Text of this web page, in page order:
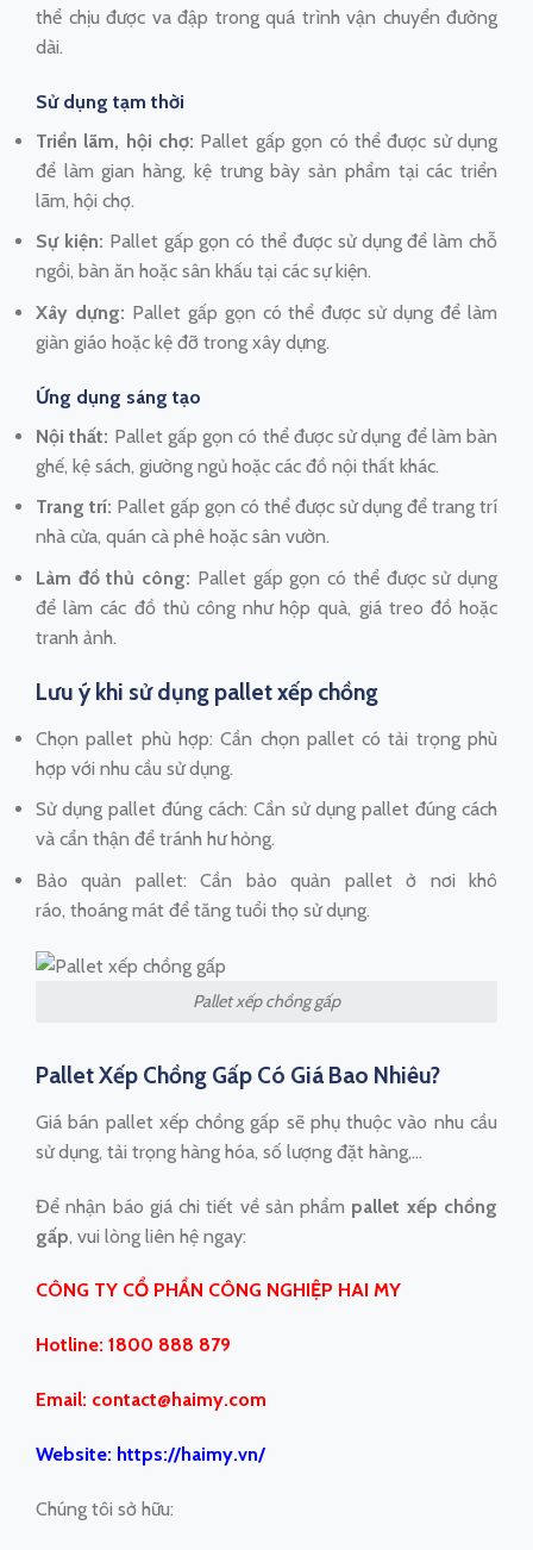
thể chịu được va đập trong quá trình vận chuyển đường
dài.
Sử dụng tạm thời
Triển lãm, hội chợ: Pallet gấp gọn có thể được sử dụng
để làm gian hàng, kệ trưng bày sản phẩm tại các triển
lãm, hội chợ.
Sự kiện: Pallet gấp gọn có thể được sử dụng để làm chỗ
ngồi, bàn ăn hoặc sân khấu tại các sự kiện.
Xây dựng: Pallet gấp gọn có thể được sử dụng để làm
giàn giáo hoặc kệ đỡ trong xây dựng.
Ứng dụng sáng tạo
Nội thất: Pallet gấp gọn có thể được sử dụng để làm bàn
ghế, kệ sách, giường ngủ hoặc các đồ nội thất khác.
Trang trí: Pallet gấp gọn có thể được sử dụng để trang trí
nhà cửa, quán cà phê hoặc sân vườn.
Làm đồ thủ công: Pallet gấp gọn có thể được sử dụng
để làm các đồ thủ công như hộp quà, giá treo đồ hoặc
tranh ảnh.
Lưu ý khi sử dụng pallet xếp chồng
Chọn pallet phù hợp: Cần chọn pallet có tải trọng phù
hợp với nhu cầu sử dụng.
Sử dụng pallet đúng cách: Cần sử dụng pallet đúng cách
và cẩn thận để tránh hư hỏng.
Bảo quản pallet: Cần bảo quản pallet ở nơi khô
ráo, thoáng mát để tăng tuổi thọ sử dụng.
Pallet xếp chồng gấp
Pallet Xếp Chồng Gấp Có Giá Bao Nhiêu?
Giá bán pallet xếp chồng gấp sẽ phụ thuộc vào nhu cầu
sử dụng, tải trọng hàng hóa, số lượng đặt hàng,…
Để nhận báo giá chi tiết về sản phẩm pallet xếp chồng
gấp, vui lòng liên hệ ngay:
CÔNG TY CỔ PHẦN CÔNG NGHIỆP HAI MY
Hotline: 1800 888 879
Email: contact@haimy.com
Website: https://haimy.vn/
Chúng tôi sở hữu: